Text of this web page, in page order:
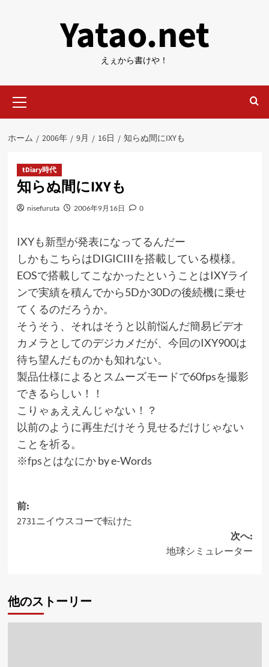
Yatao.net
えぇから書けや！
イ
ン
ニ
ー
ホーム 2006年 9月 16日 知らぬ間にIXYも
tDiary時代
知らぬ間にIXYも
nisefuruta 2006年9月16日 0
IXYも新型が発表になってるんだー
しかもこちらはDIGICIIIを搭載している模様。
EOSで搭載してこなかったということはIXYライ
ンで実績を積んでから5Dか30Dの後続機に乗せ
てくるのだろうか。
そうそう、それはそうと以前悩んだ簡易ビデオ
カメラとしてのデジカメだが、今回のIXY900は
待ち望んだものかも知れない。
製品仕様によるとスムーズモードで60fpsを撮影
できるらしい！！
こりゃぁええんじゃない！？
以前のように再生だけそう見せるだけじゃない
ことを祈る。
※fpsとはなにかby e-Words
投
稿
ー
シ
前:
2731ニイウスコーで転けた
次へ:
地球シミュレーター
他のストーリー